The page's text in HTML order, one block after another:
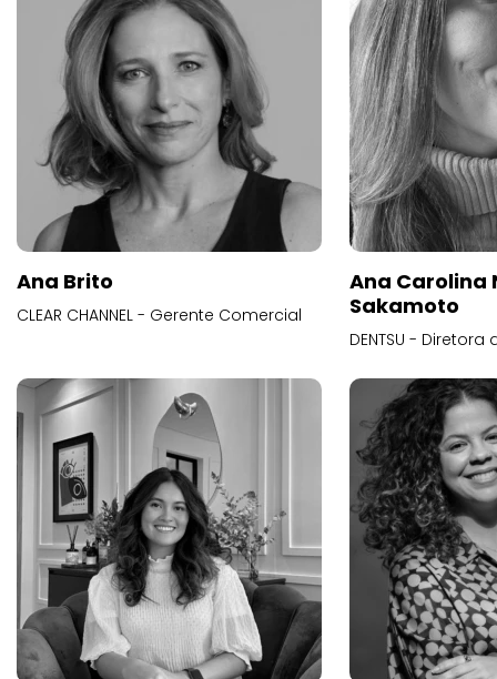
Ana Brito
CLEAR CHANNEL - Gerente Comercial
Ana Carolina
Sakamoto
DENTSU -